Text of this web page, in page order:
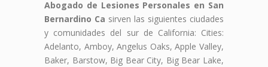
Abogado de Lesiones Personales en San
Bernardino Ca sirven las siguientes ciudades
y comunidades del sur de California: Cities:
Adelanto, Amboy, Angelus Oaks, Apple Valley,
Baker, Barstow, Big Bear City, Big Bear Lake,